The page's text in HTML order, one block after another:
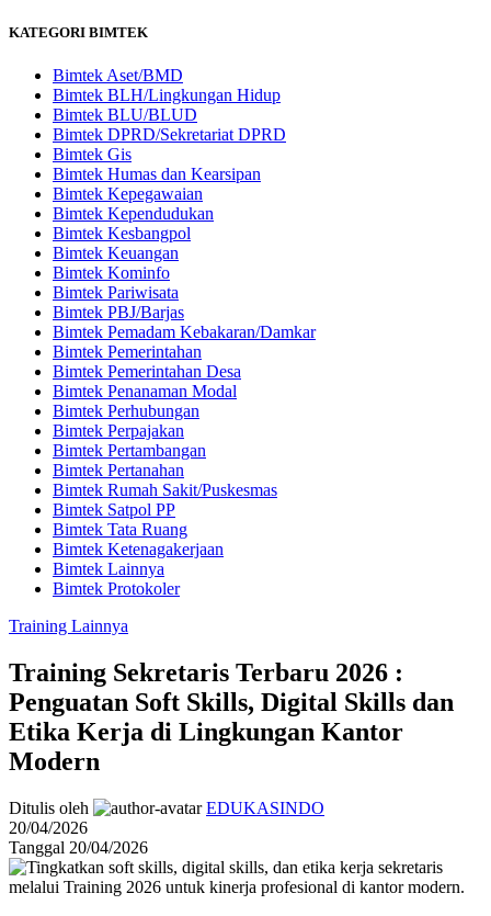
KATEGORI BIMTEK
Bimtek Aset/BMD
Bimtek BLH/Lingkungan Hidup
Bimtek BLU/BLUD
Bimtek DPRD/Sekretariat DPRD
Bimtek Gis
Bimtek Humas dan Kearsipan
Bimtek Kepegawaian
Bimtek Kependudukan
Bimtek Kesbangpol
Bimtek Keuangan
Bimtek Kominfo
Bimtek Pariwisata
Bimtek PBJ/Barjas
Bimtek Pemadam Kebakaran/Damkar
Bimtek Pemerintahan
Bimtek Pemerintahan Desa
Bimtek Penanaman Modal
Bimtek Perhubungan
Bimtek Perpajakan
Bimtek Pertambangan
Bimtek Pertanahan
Bimtek Rumah Sakit/Puskesmas
Bimtek Satpol PP
Bimtek Tata Ruang
Bimtek Ketenagakerjaan
Bimtek Lainnya
Bimtek Protokoler
Training Lainnya
Training Sekretaris Terbaru 2026 :
Penguatan Soft Skills, Digital Skills dan
Etika Kerja di Lingkungan Kantor
Modern
Ditulis oleh
EDUKASINDO
20/04/2026
Tanggal 20/04/2026